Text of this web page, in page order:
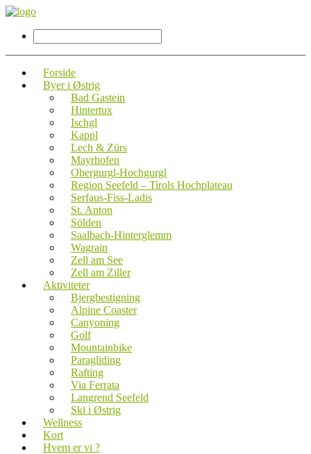
Forside
Byer i Østrig
Bad Gastein
Hintertux
Ischgl
Kappl
Lech & Zürs
Mayrhofen
Obergurgl-Hochgurgl
Region Seefeld – Tirols Hochplateau
Serfaus-Fiss-Ladis
St. Anton
Sölden
Saalbach-Hinterglemm
Wagrain
Zell am See
Zell am Ziller
Aktiviteter
Bjergbestigning
Alpine Coaster
Canyoning
Golf
Mountainbike
Paragliding
Rafting
Via Ferrata
Langrend Seefeld
Ski i Østrig
Wellness
Kort
Hvem er vi ?